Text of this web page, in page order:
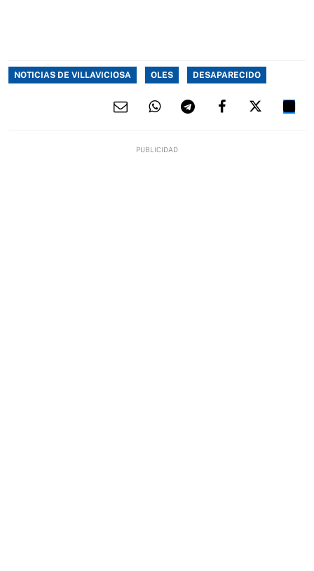
NOTICIAS DE VILLAVICIOSA OLES DESAPARECIDO